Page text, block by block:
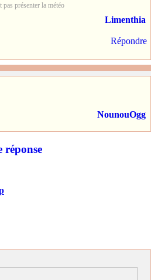
présenter la météo
Limenthia
Répondre
NounouOgg
réponse